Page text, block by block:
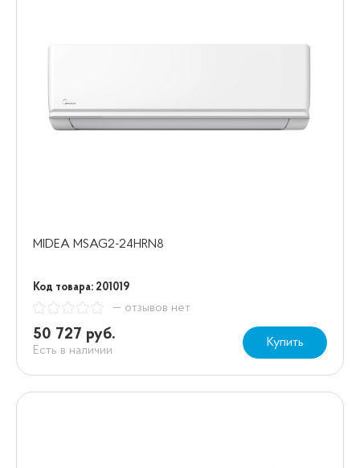
MIDEA MSAG2-24HRN8
Код товара: 201019
— отзывов нет
50 727 руб.
Есть в наличии
Купить